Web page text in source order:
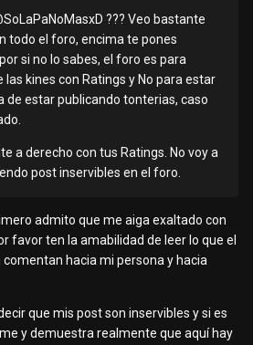
??? Veo bastante
todo el foro, encima te pones
si no lo sabes, el foro es para
kines con Ratings y No para estar
de estar publicando tonterias, caso
a derecho con tus Ratings. No voy a
post inservibles en el foro.
admito que me aiga exaltado con
favor ten la amabilidad de leer lo que el
hacia mi persona y hacia
que mis post son inservibles y si es
y demuestra realmente que aquí hay